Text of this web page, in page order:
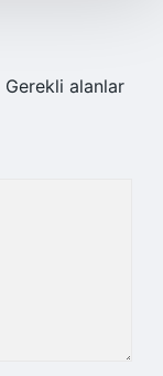
Gerekli alanlar